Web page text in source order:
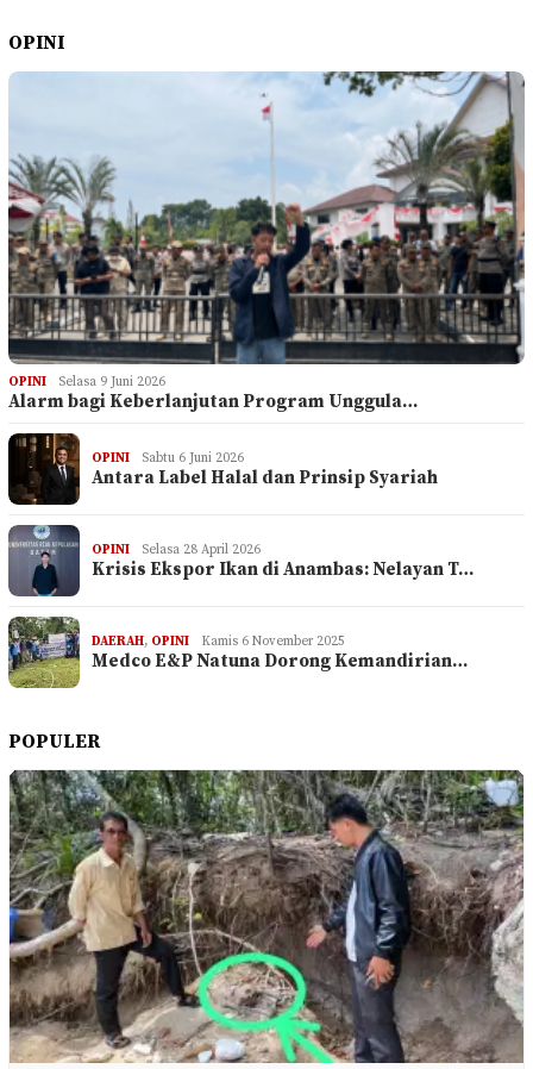
OPINI
OPINI Selasa 9 Juni 2026
Alarm bagi Keberlanjutan Program Unggula…
OPINI Sabtu 6 Juni 2026
Antara Label Halal dan Prinsip Syariah
OPINI Selasa 28 April 2026
Krisis Ekspor Ikan di Anambas: Nelayan T…
DAERAH, OPINI Kamis 6 November 2025
Medco E&P Natuna Dorong Kemandirian…
POPULER